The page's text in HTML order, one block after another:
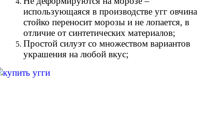
использующаяся в производстве угг овчина
стойко переносит морозы и не лопается, в
отличие от синтетических материалов;
Простой силуэт со множеством вариантов
украшения на любой вкус;